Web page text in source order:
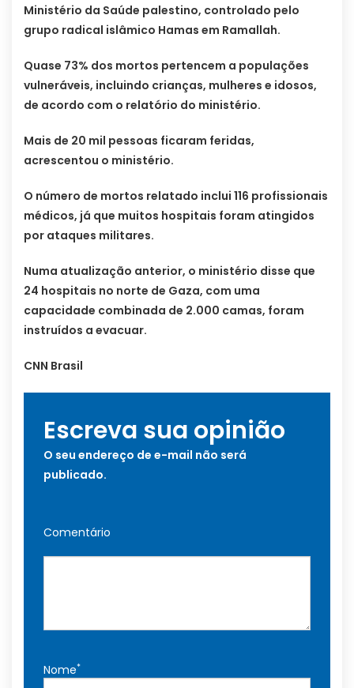
Ministério da Saúde palestino, controlado pelo
grupo radical islâmico Hamas em Ramallah.
Quase 73% dos mortos pertencem a populações
vulneráveis, incluindo crianças, mulheres e idosos,
de acordo com o relatório do ministério.
Mais de 20 mil pessoas ficaram feridas,
acrescentou o ministério.
O número de mortos relatado inclui 116 profissionais
médicos, já que muitos hospitais foram atingidos
por ataques militares.
Numa atualização anterior, o ministério disse que
24 hospitais no norte de Gaza, com uma
capacidade combinada de 2.000 camas, foram
instruídos a evacuar.
CNN Brasil
Escreva sua opinião
O seu endereço de e-mail não será
publicado.
Comentário
Nome*